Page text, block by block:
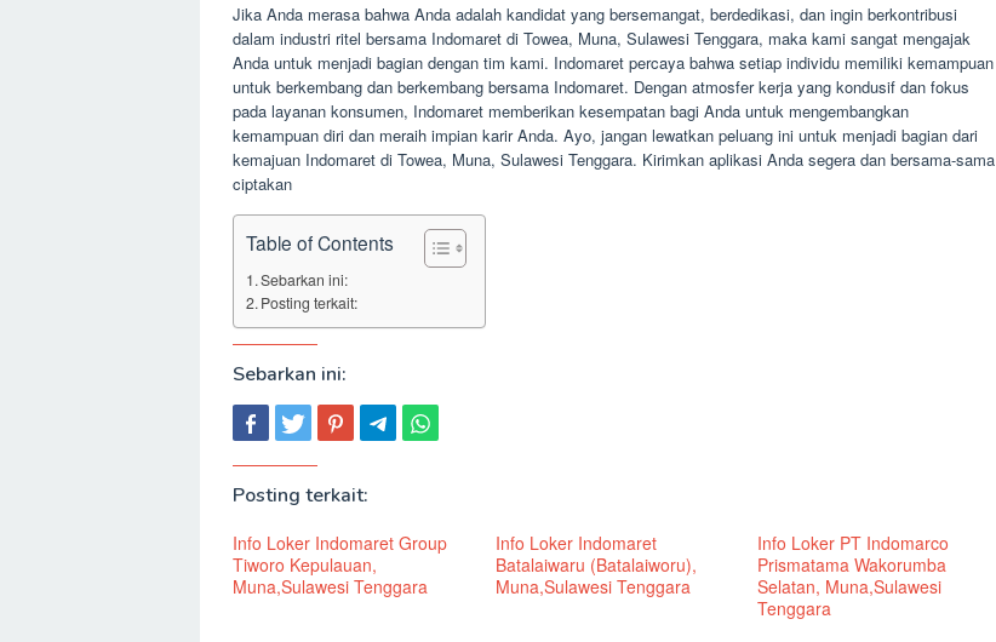
Jika Anda merasa bahwa Anda adalah kandidat yang bersemangat, berdedikasi, dan ingin berkontribusi
dalam industri ritel bersama Indomaret di Towea, Muna, Sulawesi Tenggara, maka kami sangat mengajak
Anda untuk menjadi bagian dengan tim kami. Indomaret percaya bahwa setiap individu memiliki kemampuan
untuk berkembang dan berkembang bersama Indomaret. Dengan atmosfer kerja yang kondusif dan fokus
pada layanan konsumen, Indomaret memberikan kesempatan bagi Anda untuk mengembangkan
kemampuan diri dan meraih impian karir Anda. Ayo, jangan lewatkan peluang ini untuk menjadi bagian dari
kemajuan Indomaret di Towea, Muna, Sulawesi Tenggara. Kirimkan aplikasi Anda segera dan bersama-sama
ciptakan
Table of Contents
Sebarkan ini:
Posting terkait:
Sebarkan ini:
Posting terkait:
Info Loker Indomaret Group
Tiworo Kepulauan,
Muna,Sulawesi Tenggara
Info Loker Indomaret
Batalaiwaru (Batalaiworu),
Muna,Sulawesi Tenggara
Info Loker PT Indomarco
Prismatama Wakorumba
Selatan, Muna,Sulawesi
Tenggara